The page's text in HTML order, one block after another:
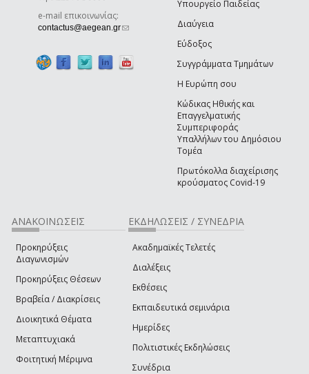
e-mail επικοινωνίας:
contactus@aegean.gr(link sends e-mail)
Υπουργείο Παιδείας
Διαύγεια
Εύδοξος
Συγγράμματα Τμημάτων
Η Ευρώπη σου
Κώδικας Ηθικής και
Επαγγελματικής
Συμπεριφοράς
Υπαλλήλων του Δημόσιου
Τομέα
Πρωτόκολλα διαχείρισης
κρούσματος Covid-19
ΑΝΑΚΟΙΝΩΣΕΙΣ
Προκηρύξεις
Διαγωνισμών
Προκηρύξεις Θέσεων
Βραβεία / Διακρίσεις
Διοικητικά Θέματα
Μεταπτυχιακά
Φοιτητική Μέριμνα
ΕΚΔΗΛΩΣΕΙΣ / ΣΥΝΕΔΡΙΑ
Ακαδημαϊκές Τελετές
Διαλέξεις
Εκθέσεις
Εκπαιδευτικά σεμινάρια
Ημερίδες
Πολιτιστικές Εκδηλώσεις
Συνέδρια